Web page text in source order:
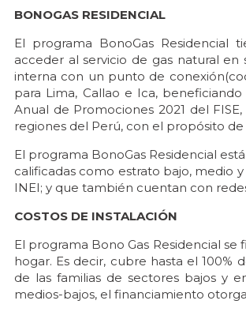
BONOGAS RESIDENCIAL
El programa BonoGas Residencial
acceder al servicio de gas natural
interna con un punto de
para Lima, Callao e Ica,
Anual de Promociones 2021 del
regiones del Perú, con el propósito
El programa BonoGas Residencial
calificadas como estrato bajo, medio
INEI; y que también cuentan con
COSTOS DE INSTALACIÓN
El programa Bono Gas Residencial
hogar. Es decir, cubre hasta el 100%
de las familias de sectores bajos y
medios-bajos, el financiamiento